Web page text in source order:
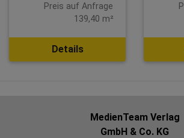
Preis auf Anfrage
139,40 m²
Details
MedienTeam Verlag
GmbH & Co. KG